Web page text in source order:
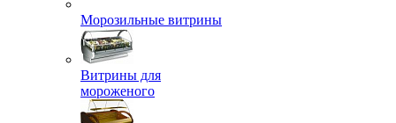
Морозильные витрины
Витрины для
мороженого